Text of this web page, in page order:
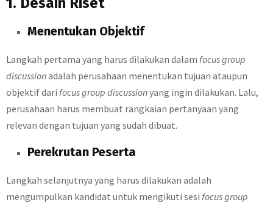
Menentukan Objektif
Langkah pertama yang harus dilakukan dalam focus group
discussionadalah perusahaan menentukan tujuan ataupun
objektif dari focus group discussionyang ingin dilakukan. Lalu,
perusahaan harus membuat rangkaian pertanyaan yang
relevan dengan tujuan yang sudah dibuat.
Perekrutan Peserta
Langkah selanjutnya yang harus dilakukan adalah
mengumpulkan kandidat untuk mengikuti sesi focus group